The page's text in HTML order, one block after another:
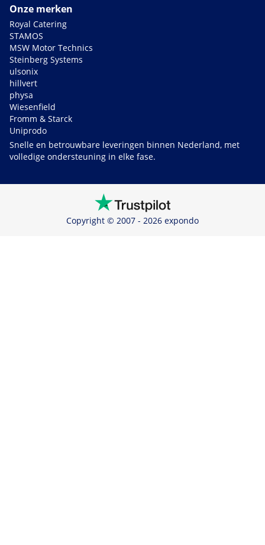
Onze merken
Royal Catering
STAMOS
MSW Motor Technics
Steinberg Systems
ulsonix
hillvert
physa
Wiesenfield
Fromm & Starck
Uniprodo
Snelle en betrouwbare leveringen binnen Nederland, met
volledige ondersteuning in elke fase.
Copyright © 2007 - 2026 expondo